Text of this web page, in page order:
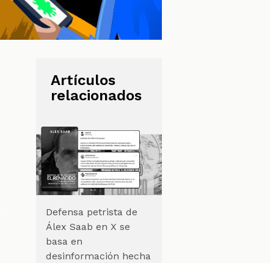
Artículos
relacionados
Defensa petrista de
Álex Saab en X se
basa en
desinformación hecha